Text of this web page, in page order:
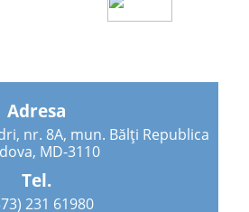
Adresa
nr. 8A, mun. Bălți Republica
MD-3110
Tel.
231 61980